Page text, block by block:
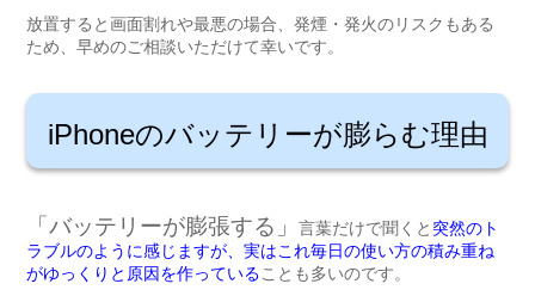
放置すると画面割れや最悪の場合、発煙・発火のリスクもある
ため、早めのご相談いただけて幸いです。
iPhoneのバッテリーが膨らむ理由
「バッテリーが膨張する」 言葉だけで聞くと 突然のト
ラブルのように感じますが、実はこれ毎日の使い方の積み重ね
がゆっくりと原因を作っていることも多いのです。